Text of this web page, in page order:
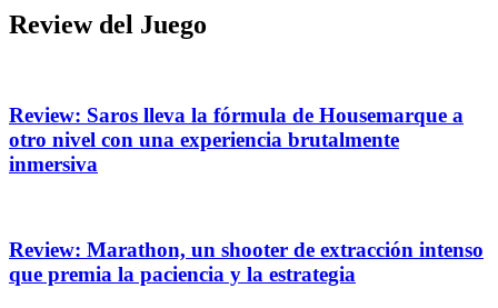
Review del Juego
Review: Saros lleva la fórmula de Housemarque a
otro nivel con una experiencia brutalmente
inmersiva
Review: Marathon, un shooter de extracción intenso
que premia la paciencia y la estrategia